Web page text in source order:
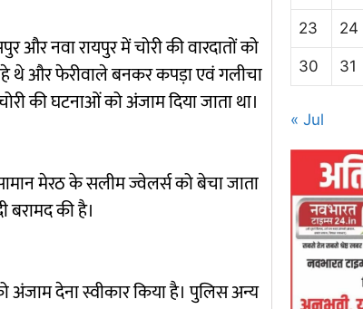
नवा रायपुर में चोरी की वारदातों को
थे और फेरीवाले बनकर कपड़ा एवं गलीचा
की घटनाओं को अंजाम दिया जाता था।
मेरठ के सलीम ज्वेलर्स को बेचा जाता
की है।
अंजाम देना स्वीकार किया है। पुलिस अन्य
23 24
30 31
« Jul